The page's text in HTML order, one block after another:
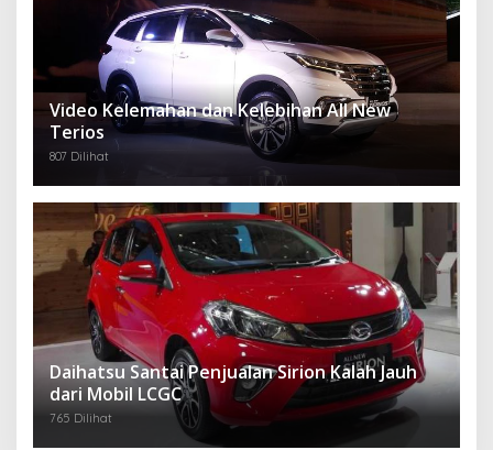
Video Kelemahan dan Kelebihan All New
Terios
807 Dilihat
Daihatsu Santai Penjualan Sirion Kalah Jauh
dari Mobil LCGC
765 Dilihat